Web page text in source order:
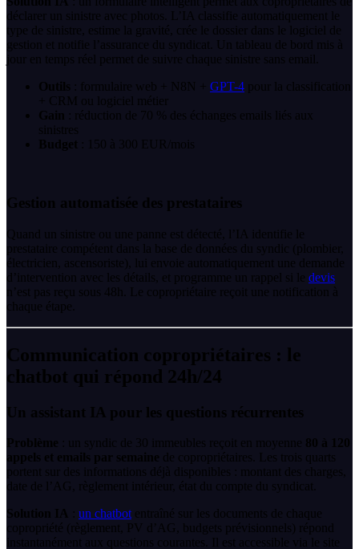
déclarer un sinistre avec photos. L’IA classifie automatiquement le
type de sinistre, estime la gravité, crée le dossier dans le logiciel de
gestion et notifie l’assurance du syndicat. Un tableau de bord mis à
jour en temps réel permet de suivre chaque sinistre sans email.
Outils : formulaire web + N8N + GPT-4 pour la classification
+ CRM ou logiciel métier
Gain : réduction de 70 % des échanges emails liés aux
sinistres
Budget : 150 à 300 EUR/mois
Gestion automatisée des prestataires
Quand un sinistre ou une panne est détecté, l’IA identifie le
prestataire compétent dans la base de données du syndic (plombier,
électricien, ascensoriste), lui envoie automatiquement une demande
d’intervention avec les détails, et programme un rappel si le devis
n’est pas reçu sous 48h. Le copropriétaire reçoit une notification à
chaque étape.
Communication copropriétaires : le
chatbot qui répond 24h/24
Un assistant IA pour les questions récurrentes
Problème : un syndic de 30 immeubles reçoit en moyenne 80 à 120
appels et emails par semaine de copropriétaires. Les trois quarts
portent sur des informations déjà disponibles : montant des charges,
date de l’AG, règlement intérieur, état du compte du syndicat.
Solution IA
un chatbot entraîné sur les documents de chaque
copropriété (règlement, PV d’AG, budgets prévisionnels) répond
instantanément aux questions courantes. Il est accessible via le site